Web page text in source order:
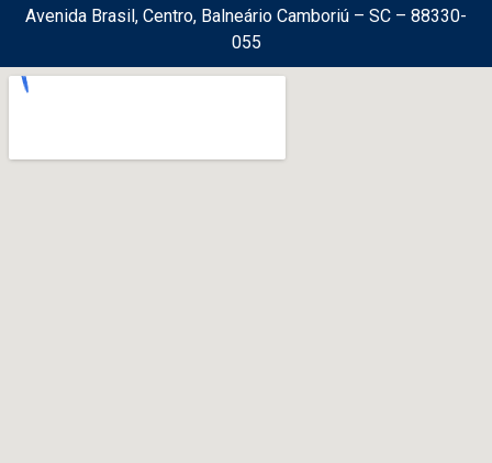
Avenida Brasil, Centro, Balneário Camboriú – SC – 88330-
055